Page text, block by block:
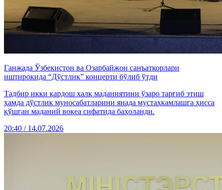
Ганжада Ўзбекистон ва Озарбайжон санъаткорлари
иштирокида “Дўстлик” концерти бўлиб ўтди
Тадбир икки қардош халқ маданиятини ўзаро тарғиб этиш
ҳамда дўстлик муносабатларини янада мустаҳкамлашга ҳисса
қўшган маданий воқеа сифатида баҳоланди.
20:40 / 14.07.2026